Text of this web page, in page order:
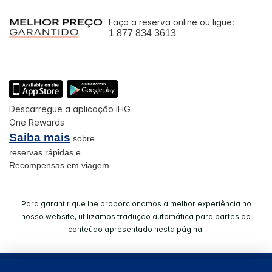
Faça a reserva online ou ligue:
1 877 834 3613
Descarregue a aplicação IHG
One Rewards
Saiba mais sobre
reservas rápidas e
Recompensas em viagem
Para garantir que lhe proporcionamos a melhor experiência no
nosso website, utilizamos tradução automática para partes do
conteúdo apresentado nesta página.